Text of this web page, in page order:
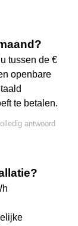
tussen de €
openbare
te betalen.
antwoord